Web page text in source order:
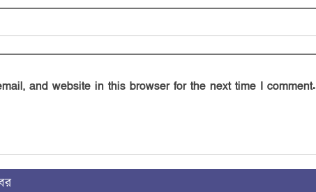
and website in this browser for the next time I comment.